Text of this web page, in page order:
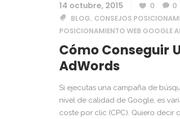
14 octubre, 2015 0
0
BLOG, CONSEJOS
POSICIONAMIENTO WEB GOOGLE
Cómo Conseguir
AdWords
Si ejecutas una campaña de
nivel de calidad de Google, es
coste por clic (CPC). Quiero